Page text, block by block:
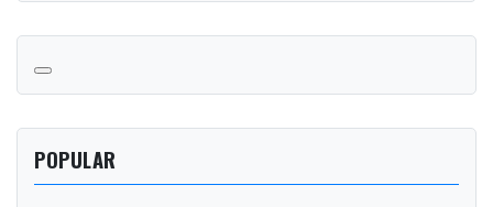
POPULAR